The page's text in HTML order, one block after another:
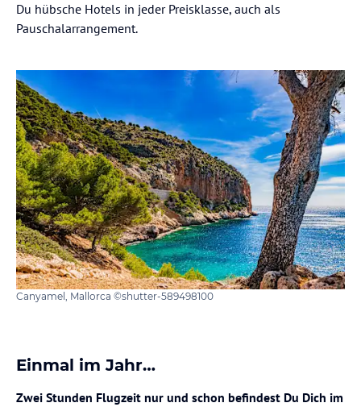
Du hübsche Hotels in jeder Preisklasse, auch als
Pauschalarrangement.
Canyamel, Mallorca ©shutter-589498100
Einmal im Jahr…
Zwei Stunden Flugzeit nur und schon befindest Du Dich im